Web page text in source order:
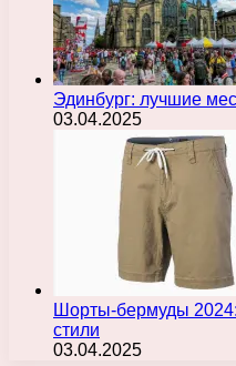
Эдинбург: лучшие
03.04.2025
Шорты-бермуды
стили
03.04.2025